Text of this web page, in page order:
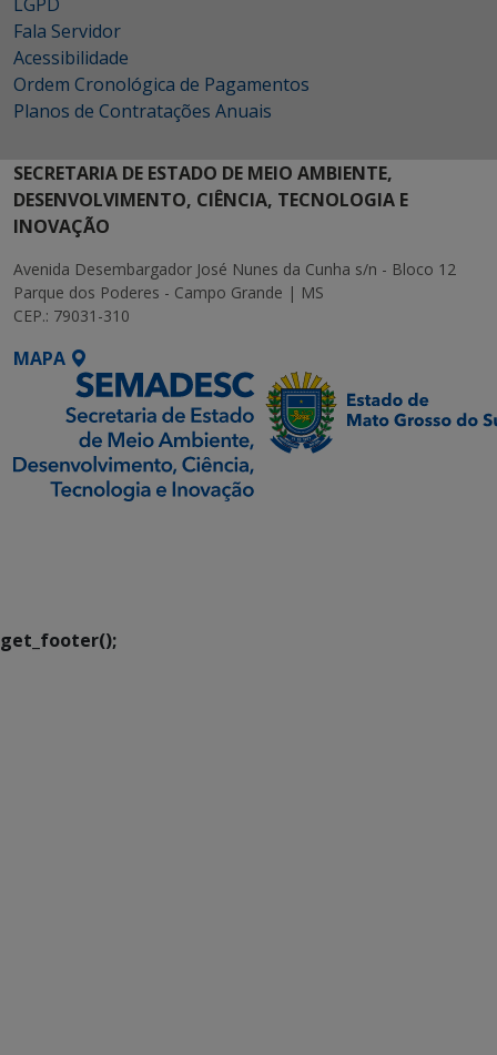
Fala Servidor
Acessibilidade
Ordem Cronológica de Pagamentos
Planos de Contratações Anuais
SECRETARIA DE ESTADO DE MEIO AMBIENTE,
DESENVOLVIMENTO, CIÊNCIA, TECNOLOGIA E
INOVAÇÃO
Avenida Desembargador José Nunes da Cunha s/n - Bloco 12
Parque dos Poderes - Campo Grande | MS
CEP.: 79031-310
MAPA
get_footer();